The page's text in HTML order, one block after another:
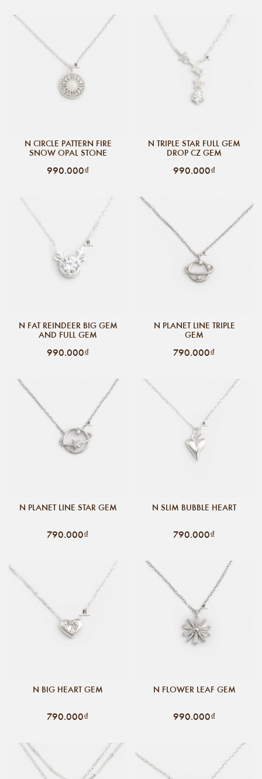
N CIRCLE PATTERN FIRE
SNOW OPAL STONE
990.000₫
N TRIPLE STAR FULL GEM
DROP CZ GEM
990.000₫
N FAT REINDEER BIG GEM
AND FULL GEM
990.000₫
N PLANET LINE TRIPLE
GEM
790.000₫
N PLANET LINE STAR GEM
790.000₫
N SLIM BUBBLE HEART
790.000₫
N BIG HEART GEM
790.000₫
N FLOWER LEAF GEM
990.000₫